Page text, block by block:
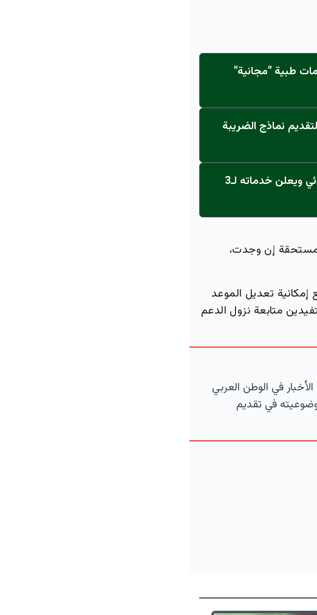
طبية "مجانية"
نماذج الضريبة
عاجل: القناة تنطلق... مركز أورام الجامعة يحصل على الاعتماد النهائي ويعلن خدماته لـ3
إن وجدت،
إمكانية تعديل الموعد
متابعة نزول الدعم
في الوطن العربي
في تقديم